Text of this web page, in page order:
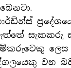
සැකකරු
වන